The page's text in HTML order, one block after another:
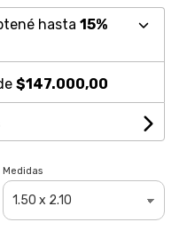
hasta 15%
$147.000,00
Medidas